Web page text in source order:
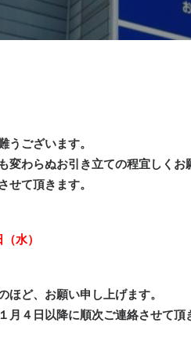
うございます。
わらぬお引き立ての程宜しくお
せて頂きます。
水）
ど、お願い申し上げます。
４日以降に順次ご連絡させて頂